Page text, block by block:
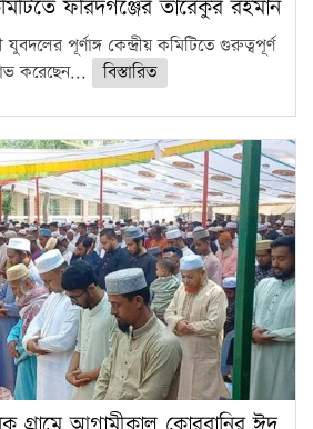
ফরিদগঞ্জের তারেকুর রহমান
পূর্ণাঙ্গ কেন্দ্রীয় কমিটিতে গুরুত্বপূর্ণ
করেছেন...
বিস্তারিত